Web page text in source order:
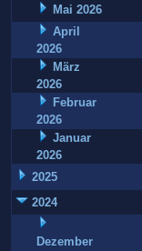
Mai 2026
April
2026
März
2026
Februar
2026
Januar
2026
2025
2024
Dezember